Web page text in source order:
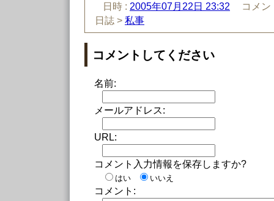
日時 : 2005年07月22日 23:32
コメ
日誌 > 私事
コメントしてください
名前:
メールアドレス:
URL:
コメント入力情報を保存しますか?
はい いいえ
コメント: